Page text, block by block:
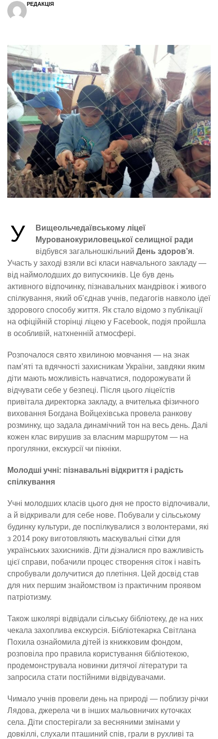
РЕДАКЦІЯ
У
Вищеольчедаївському ліцеї
Мурованокуриловецької селищної ради
відбувся загальношкільний День здоров’я.
Участь у заході взяли всі класи навчального закладу —
від наймолодших до випускників. Це був день
активного відпочинку, пізнавальних мандрівок і живого
спілкування, який об’єднав учнів, педагогів навколо ідеї
здорового способу життя. Як стало відомо з публікації
на офіційній сторінці ліцею у Facebook, подія пройшла
в особливій, натхненній атмосфері.
Розпочалося свято хвилиною мовчання — на знак
пам’яті та вдячності захисникам України, завдяки яким
діти мають можливість навчатися, подорожувати й
відчувати себе у безпеці. Після цього ліцеїстів
привітала директорка закладу, а вчителька фізичного
виховання Богдана Войцехівська провела ранкову
розминку, що задала динамічний тон на весь день. Далі
кожен клас вирушив за власним маршрутом — на
прогулянки, екскурсії чи пікніки.
Молодші учні: пізнавальні відкриття і радість
спілкування
Учні молодших класів цього дня не просто відпочивали,
а й відкривали для себе нове. Побували у сільському
будинку культури, де поспілкувалися з волонтерами, які
з 2014 року виготовляють маскувальні сітки для
українських захисників. Діти дізналися про важливість
цієї справи, побачили процес створення сіток і навіть
спробували долучитися до плетіння. Цей досвід став
для них першим знайомством із практичним проявом
патріотизму.
Також школярі відвідали сільську бібліотеку, де на них
чекала захоплива екскурсія. Бібліотекарка Світлана
Похила ознайомила дітей із книжковим фондом,
розповіла про правила користування бібліотекою,
продемонструвала новинки дитячої літератури та
запросила стати постійними відвідувачами.
Чимало учнів провели день на природі — поблизу річки
Лядова, джерела чи в інших мальовничих куточках
села. Діти спостерігали за весняними змінами у
довкіллі, слухали пташиний спів, грали в рухливі та